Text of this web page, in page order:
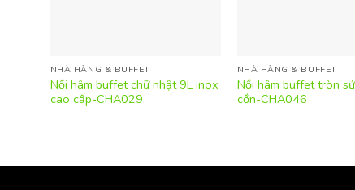
NHÀ HÀNG & BUFFET
Nồi hâm buffet chữ nhật 9L inox
cao cấp-CHA029
NHÀ HÀNG & BUFFET
Nồi hâm buffet tròn
cồn-CHA046